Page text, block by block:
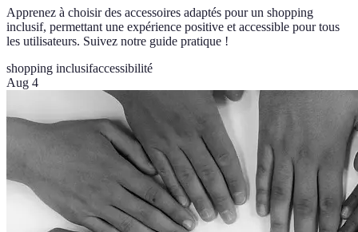
Apprenez à choisir des accessoires adaptés pour un shopping
inclusif, permettant une expérience positive et accessible pour tous
les utilisateurs. Suivez notre guide pratique !
shopping inclusifaccessibilité
Aug 4